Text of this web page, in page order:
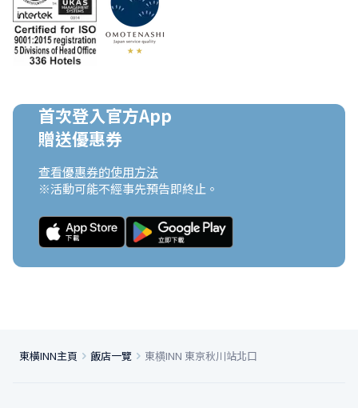
首次登入官方App
贈送優惠券
查看優惠券的使用方法
※活動可能不經事先預告即終止。
東橫INN主頁 飯店一覽 東横INN 東京秋川站北口